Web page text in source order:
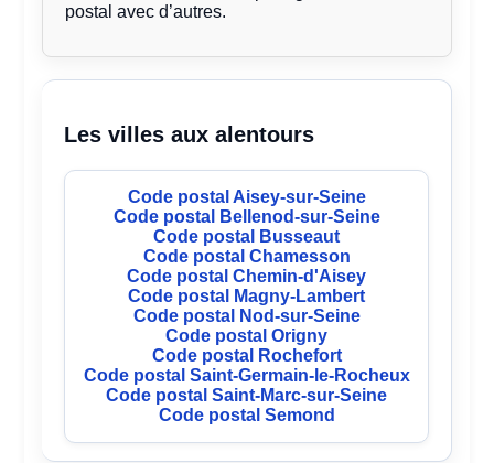
postal avec d’autres.
Les villes aux alentours
Code postal Aisey-sur-Seine
Code postal Bellenod-sur-Seine
Code postal Busseaut
Code postal Chamesson
Code postal Chemin-d'Aisey
Code postal Magny-Lambert
Code postal Nod-sur-Seine
Code postal Origny
Code postal Rochefort
Code postal Saint-Germain-le-Rocheux
Code postal Saint-Marc-sur-Seine
Code postal Semond